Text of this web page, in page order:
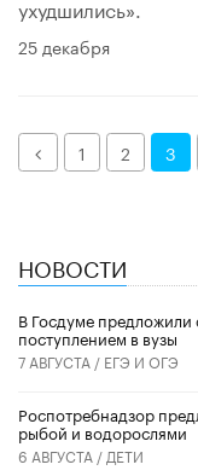
ухудшились».
25 декабря
Назад1 2 3
НОВОСТИ
В Госдуме предложили
поступлением в вузы
7 АВГУСТА / ЕГЭ И ОГЭ
Роспотребнадзор
рыбой и водорослями
6 АВГУСТА / ДЕТИ